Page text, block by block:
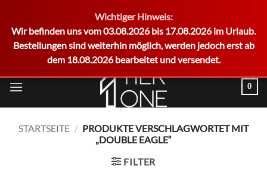
Wichtiger Hinweis:
Wir befinden uns vom 03.08.2026 bis 17.08.2026 im Urlaub.
Bestellungen sind weiterhin möglich, werden jedoch erst ab
dem 18.08.2026 bearbeitet und versendet.
Inhalt
0
STARTSEITE / PRODUKTE VERSCHLAGWORTET MIT
„DOUBLE EAGLE“
FILTER